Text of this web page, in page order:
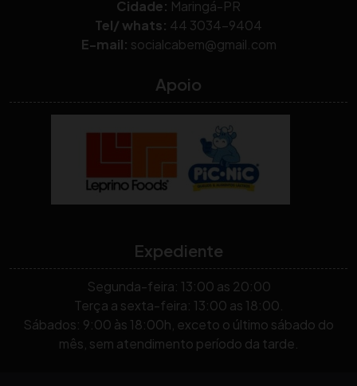
Cidade: Maringá-PR
Tel/ whats: 44 3034-9404
E-mail: socialcabem@gmail.com
Apoio
Expediente
Segunda-feira: 13:00 as 20:00
Terça a sexta-feira: 13:00 as 18:00.
Sábados: 9:00 às 18:00h, exceto o último sábado do
mês, sem atendimento período da tarde.